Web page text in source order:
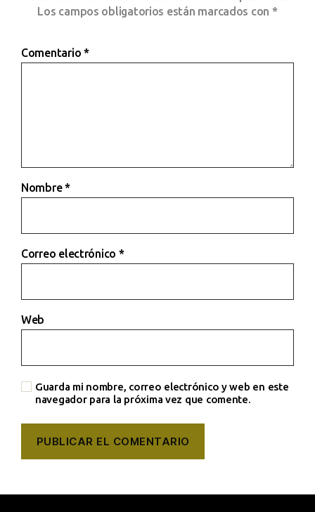
Los campos obligatorios están marcados con *
Comentario*
Nombre*
Correo electrónico *
Web
Guarda mi nombre, correo electrónico y web en este
navegador para la próxima vez que comente.